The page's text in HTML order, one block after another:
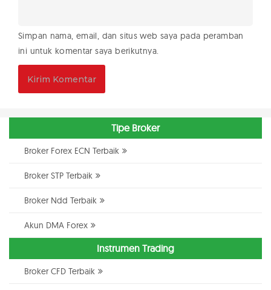
Simpan nama, email, dan situs web saya pada peramban
ini untuk komentar saya berikutnya.
Tipe Broker
Broker Forex ECN Terbaik
Broker STP Terbaik
Broker Ndd Terbaik
Akun DMA Forex
Instrumen Trading
Broker CFD Terbaik